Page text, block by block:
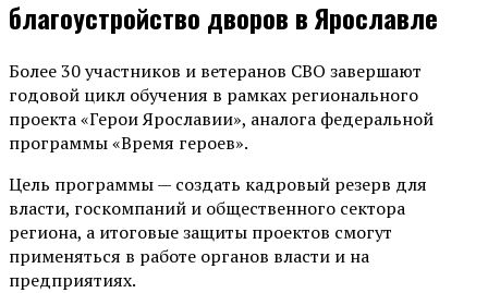
благоустройство дворов в Ярославле
Более 30 участников и ветеранов СВО завершают
годовой цикл обучения в рамках регионального
проекта «Герои Ярославии», аналога федеральной
программы «Время героев».
Цель программы — создать кадровый резерв для
власти, госкомпаний и общественного сектора
региона, а итоговые защиты проектов смогут
применяться в работе органов власти и на
предприятиях.